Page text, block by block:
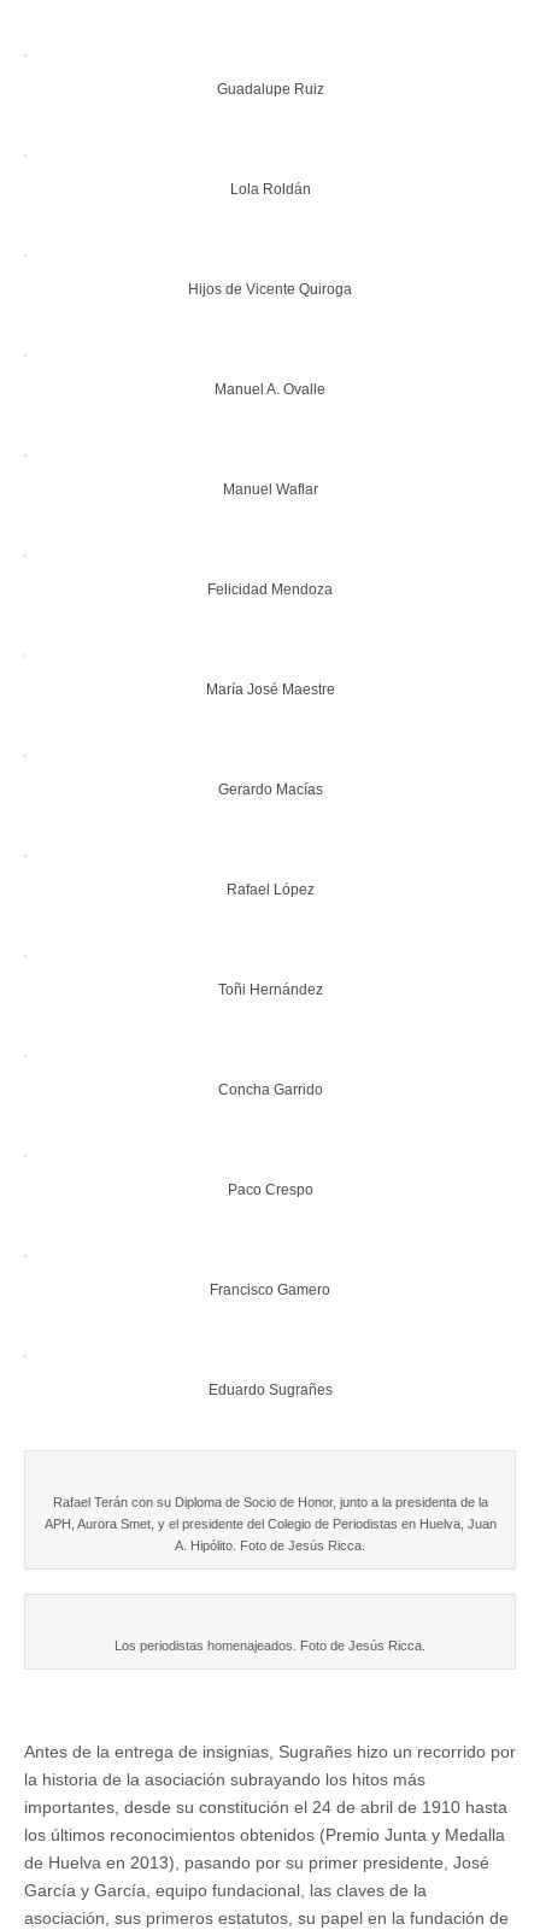
Guadalupe Ruiz
Lola Roldán
Hijos de Vicente Quiroga
Manuel A. Ovalle
Manuel Waflar
Felicidad Mendoza
María José Maestre
Gerardo Macías
Rafael López
Toñi Hernández
Concha Garrido
Paco Crespo
Francisco Gamero
Eduardo Sugrañes
Rafael Terán con su Diploma de Socio de Honor, junto a la presidenta de la
APH, Aurora Smet, y el presidente del Colegio de Periodistas en Huelva, Juan
A. Hipólito. Foto de Jesús Ricca.
Los periodistas homenajeados. Foto de Jesús Ricca.
Antes de la entrega de insignias, Sugrañes hizo un recorrido por
la historia de la asociación subrayando los hitos más
importantes, desde su constitución el 24 de abril de 1910 hasta
los últimos reconocimientos obtenidos (Premio Junta y Medalla
de Huelva en 2013), pasando por su primer presidente, José
García y García, equipo fundacional, las claves de la
asociación, sus primeros estatutos, su papel en la fundación de